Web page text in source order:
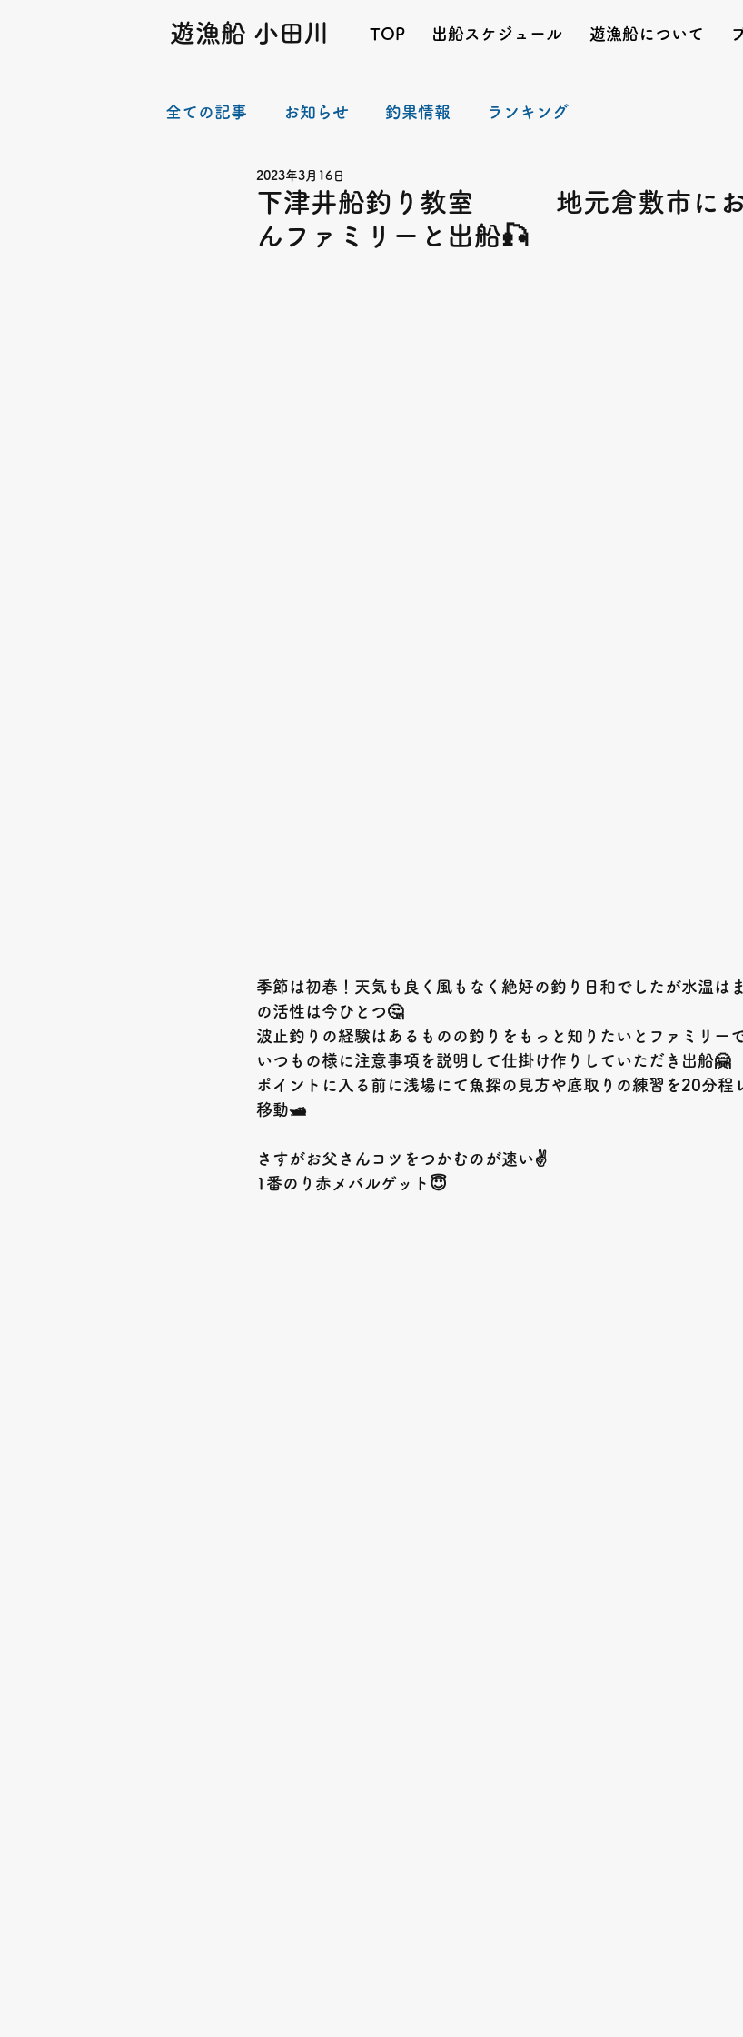
遊漁船 小田川 TOP 出船スケジュール 遊漁船について
全ての記事 お知らせ 釣果情報 ランキング
下津井船釣り教室 地元倉敷市にお
んファミリーと出船🎣
2023年3月16日
季節は初春！天気も良く風もなく絶好の釣り日和でしたが水温は
の活性は今ひとつ🤔
波止釣りの経験はあるものの釣りをもっと知りたいとファミリー
いつもの様に注意事項を説明して仕掛け作りしていただき出船🤗
ポイントに入る前に浅場にて魚探の見方や底取りの練習を20分程
移動🛥️
さすがお父さんコツをつかむのが速い✌️
1番のり赤メバルゲット😇